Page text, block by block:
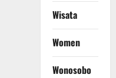
Wisata
Women
Wonosobo